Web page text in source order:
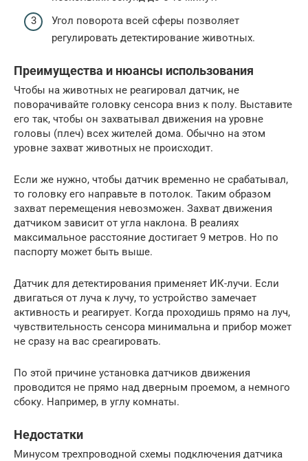
Угол поворота всей сферы позволяет
регулировать детектирование животных.
Преимущества и нюансы использования
Чтобы на животных не реагировал датчик, не
поворачивайте головку сенсора вниз к полу. Выставите
его так, чтобы он захватывал движения на уровне
головы (плеч) всех жителей дома. Обычно на этом
уровне захват животных не происходит.
Если же нужно, чтобы датчик временно не срабатывал,
то головку его направьте в потолок. Таким образом
захват перемещения невозможен. Захват движения
датчиком зависит от угла наклона. В реалиях
максимальное расстояние достигает 9 метров. Но по
паспорту может быть выше.
Датчик для детектирования применяет ИК-лучи. Если
двигаться от луча к лучу, то устройство замечает
активность и реагирует. Когда проходишь прямо на луч,
чувствительность сенсора минимальна и прибор может
не сразу на вас среагировать.
По этой причине установка датчиков движения
проводится не прямо над дверным проемом, а немного
сбоку. Например, в углу комнаты.
Недостатки
Минусом трехпроводной схемы подключения датчика